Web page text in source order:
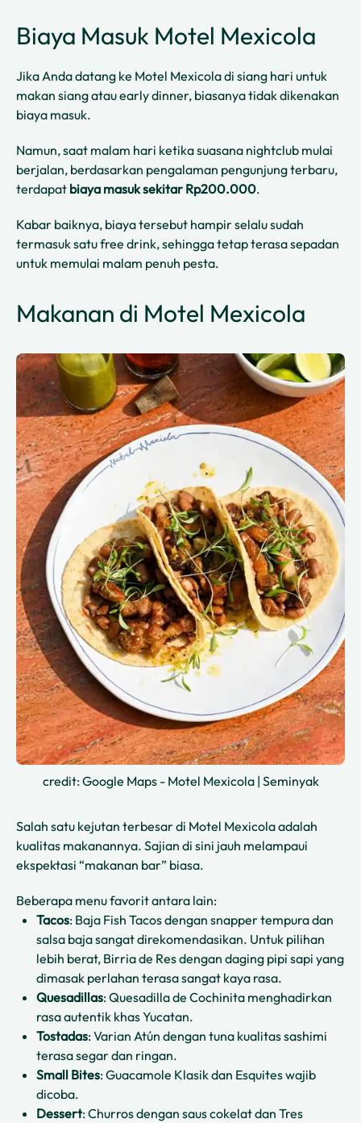
Biaya Masuk Motel Mexicola
Jika Anda datang ke Motel Mexicola di siang hari untuk
makan siang atau early dinner, biasanya tidak dikenakan
biaya masuk.
Namun, saat malam hari ketika suasana nightclub mulai
berjalan, berdasarkan pengalaman pengunjung terbaru,
terdapat biaya masuk sekitar Rp200.000.
Kabar baiknya, biaya tersebut hampir selalu sudah
termasuk satu free drink, sehingga tetap terasa sepadan
untuk memulai malam penuh pesta.
Makanan di Motel Mexicola
credit: Google Maps - Motel Mexicola | Seminyak
Salah satu kejutan terbesar di Motel Mexicola adalah
kualitas makanannya. Sajian di sini jauh melampaui
ekspektasi “makanan bar” biasa.
Beberapa menu favorit antara lain:
Tacos: Baja Fish Tacos dengan snapper tempura dan
salsa baja sangat direkomendasikan. Untuk pilihan
lebih berat, Birria de Res dengan daging pipi sapi yang
dimasak perlahan terasa sangat kaya rasa.
Quesadillas: Quesadilla de Cochinita menghadirkan
rasa autentik khas Yucatan.
Tostadas: Varian Atún dengan tuna kualitas sashimi
terasa segar dan ringan.
Small Bites: Guacamole Klasik dan Esquites wajib
dicoba.
Dessert: Churros dengan saus cokelat dan Tres